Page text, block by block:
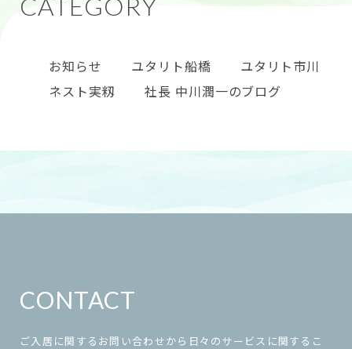
お知らせ ユタリト船橋
ユタリト市川
ネスト実籾
社長 中川潤一のブログ
CONTACT
ご入居に関するお問い合わせから日々のサービスに関するこ